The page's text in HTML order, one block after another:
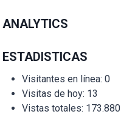
ANALYTICS
ESTADISTICAS
Visitantes en línea: 0
Visitas de hoy: 13
Vistas totales: 173.880